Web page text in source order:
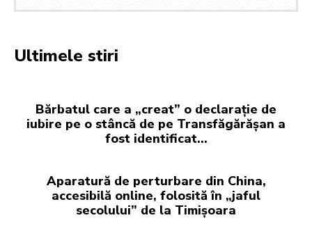
Ultimele stiri
Bărbatul care a „creat” o declarație de
iubire pe o stâncă de pe Transfăgărășan a
fost identificat…
Aparatură de perturbare din China,
accesibilă online, folosită în „jaful
secolului” de la Timișoara